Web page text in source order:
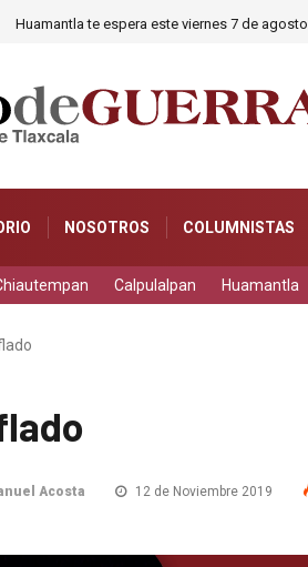
Huamantla te espera este viernes 7 de
NOSOTROS COLUMNISTAS
Calpulalpan Huamantla
Acosta 12 de Noviembre 2019